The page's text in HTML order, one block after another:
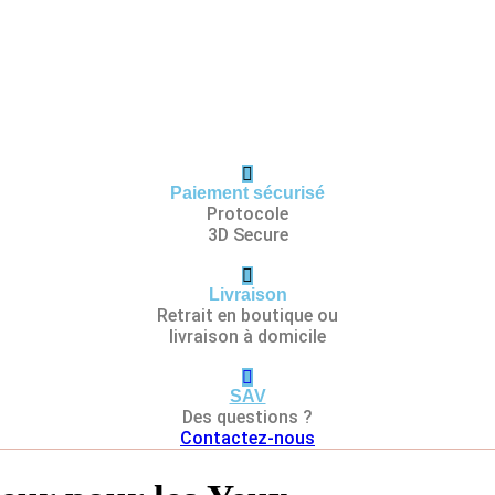
Paiement sécurisé
Protocole
3D Secure
Livraison
Retrait en boutique ou
livraison à domicile
SAV
Des questions ?
Contactez-nous